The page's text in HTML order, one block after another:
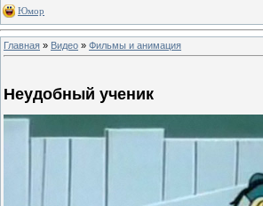
Юмор
Главная » Видео » Фильмы и анимация
Неудобный ученик